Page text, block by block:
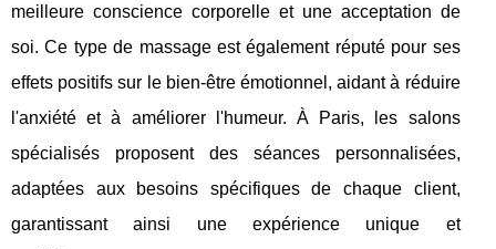
meilleure conscience corporelle et une acceptation de
soi. Ce type de massage est également réputé pour ses
effets positifs sur le bien-être émotionnel, aidant à réduire
l'anxiété et à améliorer l'humeur. À Paris, les salons
spécialisés proposent des séances personnalisées,
adaptées aux besoins spécifiques de chaque client,
garantissant ainsi une expérience unique et